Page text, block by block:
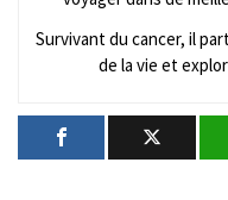
Survivant du cancer, il
de la vie et